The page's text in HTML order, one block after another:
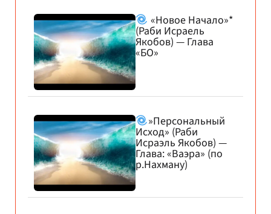
«Новое Начало»*
(Раби Исраель
Якобов) — Глава
«БО»
»Персональный
Исход» (Раби
Исраэль Якобов) —
Глава: «Ваэра» (по
р.Нахману)